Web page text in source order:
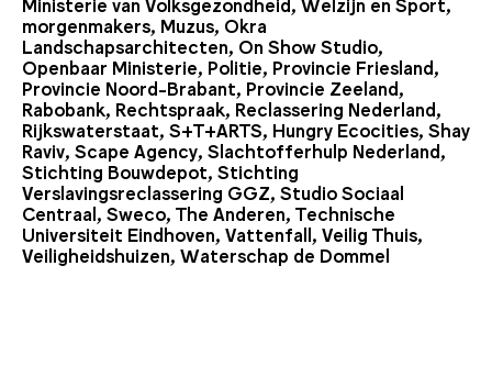
morgenmakers, Muzus, Okra
Landschapsarchitecten, On Show Studio,
Openbaar Ministerie, Politie, Provincie Friesland,
Provincie Noord-Brabant, Provincie Zeeland,
Rabobank, Rechtspraak, Reclassering Nederland,
Rijkswaterstaat, S+T+ARTS, Hungry Ecocities, Shay
Raviv, Scape Agency, Slachtofferhulp Nederland,
Stichting Bouwdepot, Stichting
Verslavingsreclassering GGZ, Studio Sociaal
Centraal, Sweco, The Anderen, Technische
Universiteit Eindhoven, Vattenfall, Veilig Thuis,
Veiligheidshuizen, Waterschap de Dommel